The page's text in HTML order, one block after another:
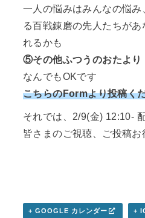
一人の悩みはみんなの悩
る百戦錬磨の先人たちがあ
れるかも
⑤その他ふつうのおたより
なんでもOKです
こちらのFormより投稿く
それでは、2/9(金) 12:10-
皆さまのご視聴、ご投稿お
+ GOOGLE カレンダー +